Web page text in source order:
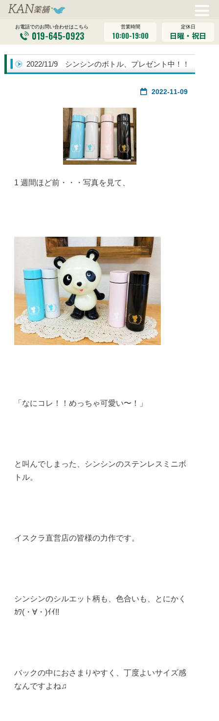
お電話でのお問い合わせはこちら
019-645-0923
営業時間
10:00-19:00
定休日
日曜・祝日
2022/11/9 シンシンのボトル、プレゼント中！！
2022-11-09
1 週間ほど前・・・写真を見て、
「なにコレ！！めっちゃ可愛い〜！」
と叫んでしまった、シンシンのステンレスミニボ
トル。
イスクラ直営店の皆様の力作です。
シンシンのシルエット柄も、色合いも、とにかく
ｶﾜ(・∀・)ｲｲ!!
バックの中におさまりやすく、丁度よいサイズ感
なんですよね♫